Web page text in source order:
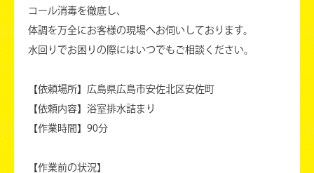
コール消毒を徹底し、
体調を万全にお客様の現場へお伺いしております。
水回りでお困りの際にはいつでもご相談ください。
【依頼場所】広島県広島市安佐北区安佐町
【依頼内容】浴室排水詰まり
【作業時間】90分
【作業前の状況】